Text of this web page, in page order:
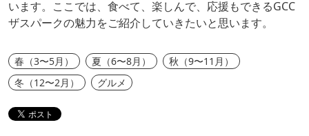
います。ここでは、食べて、楽しんで、応援もできるGCC
ザスパークの魅力をご紹介していきたいと思います。
春（3〜5月） 夏（6〜8月）
秋（9〜11月）
冬（12〜2月）
グルメ